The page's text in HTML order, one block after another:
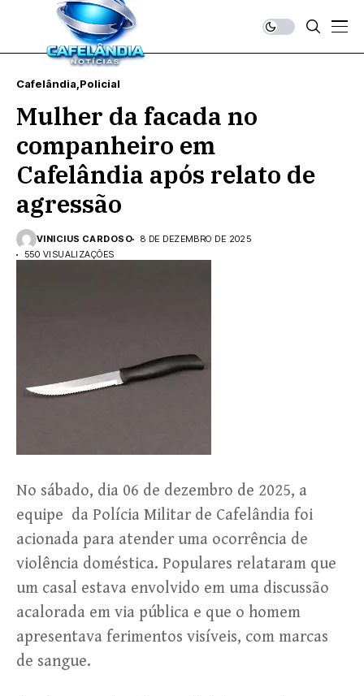
Cafelândia Policial
Mulher da facada no
companheiro em
Cafelândia após relato de
agressão
VINICIUS CARDOSO
8 DE DEZEMBRO DE 2025
550 VISUALIZAÇÕES
No sábado, dia 06 de dezembro de 2025, a
equipe da Polícia Militar de Cafelândia foi
acionada para atender uma ocorrência de
violência doméstica. Populares relataram que
um casal estava envolvido em uma discussão
acalorada em via pública e que o homem
apresentava ferimentos visíveis, com marcas
de sangue.